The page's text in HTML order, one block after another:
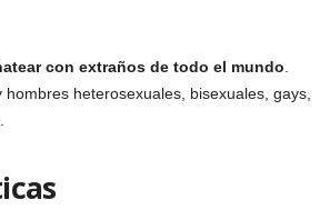
con extraños de todo el mundo
heterosexuales, bisexuales, gays,